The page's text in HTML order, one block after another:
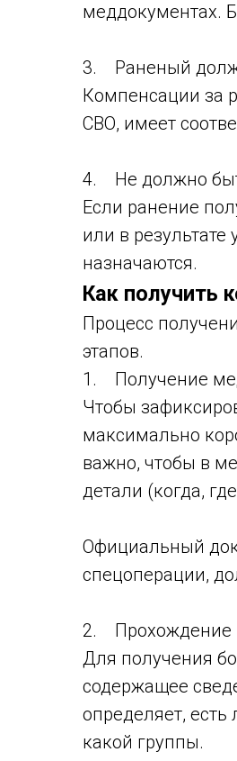
меддокументах.
3. Раненый
Компенсации за
СВО, имеет
4. Не должно
Если ранение
или в
назначаются.
Как получить
Процесс
этапов.
1. Получение
Чтобы
максимально
важно, чтобы в
детали (когда,
Официальный
спецоперации,
2. Прохождение
Для получения
содержащее
определяет, есть
какой группы.